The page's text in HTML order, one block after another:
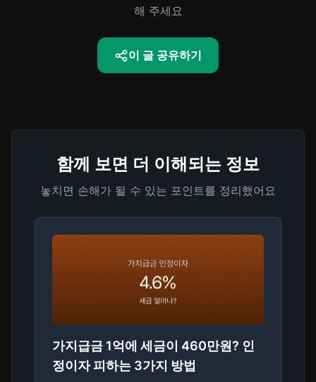
해 주세요
이 글 공유하기
함께 보면 더 이해되는 정보
놓치면 손해가 될 수 있는 포인트를 정리했어요
가지급금 1억에 세금이 460만원? 인
정이자 피하는 3가지 방법